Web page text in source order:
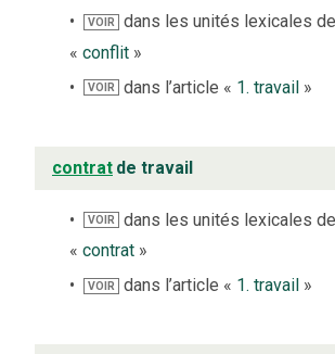
VOIR
dans les unités lexicales de
« conflit »
VOIR dans l’article « 1. travail »
contrat de travail
VOIR
dans les unités lexicales de
« contrat »
VOIR dans l’article « 1. travail »